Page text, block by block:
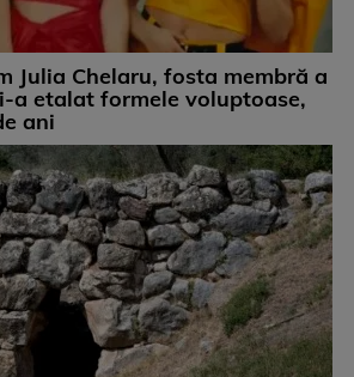
Julia Chelaru, fosta membră a
a etalat formele voluptoase,
ani